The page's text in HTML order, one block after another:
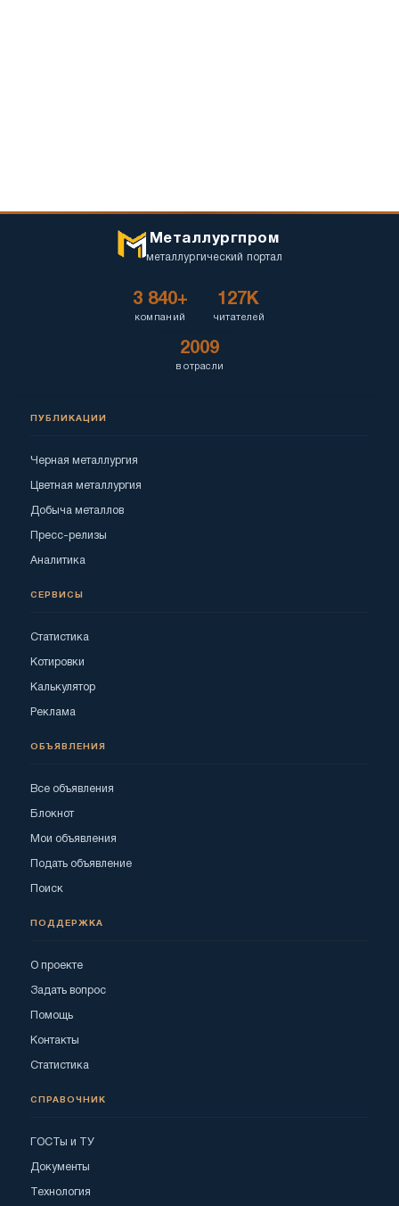
Металлургпром
металлургический портал
3 840+
компаний
127K
читателей
2009
в отрасли
ПУБЛИКАЦИИ
Черная металлургия
Цветная металлургия
Добыча металлов
Пресс-релизы
Аналитика
СЕРВИСЫ
Статистика
Котировки
Калькулятор
Реклама
ОБЪЯВЛЕНИЯ
Все объявления
Блокнот
Мои объявления
Подать объявление
Поиск
ПОДДЕРЖКА
О проекте
Задать вопрос
Помощь
Контакты
Статистика
СПРАВОЧНИК
ГОСТы и ТУ
Документы
Технология